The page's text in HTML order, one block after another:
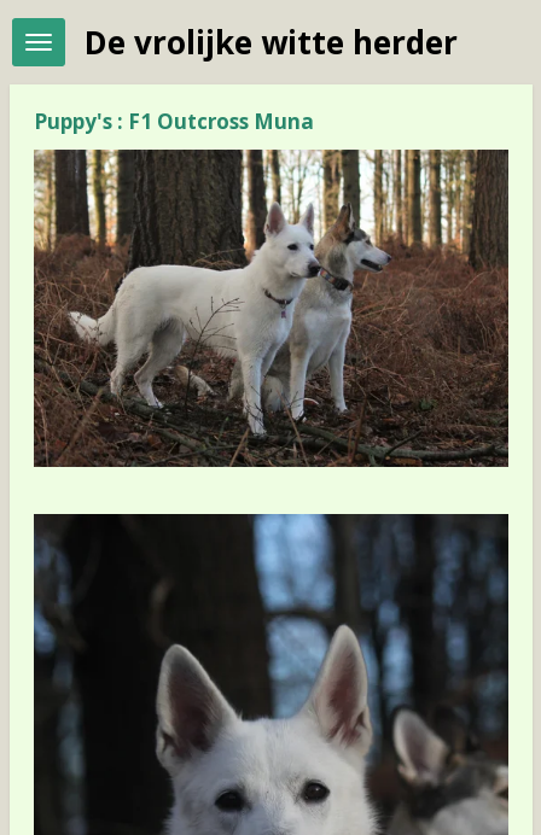
Ga
direct
naar
hoofdinhoud
De vrolijke witte herder
Puppy's : F1 Outcross Muna